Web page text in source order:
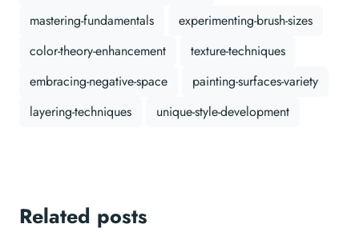
mastering-fundamentals
experimenting-brush-sizes
color-theory-enhancement
texture-techniques
embracing-negative-space
painting-surfaces-variety
layering-techniques
unique-style-development
Related posts